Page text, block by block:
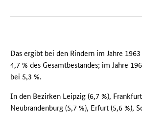
Das ergibt bei den Rindern im Jahre
4,7 % des Gesamtbestandes; im Jahre
bei 5,3 %.
In den Bezirken Leipzig (6,7 %),
Neubrandenburg (5,7 %), Erfurt (5,6 %),